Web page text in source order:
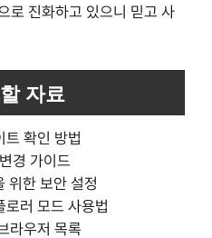
로 진화하고 있으니 믿고 사
자료
트 확인 방법
경 가이드
위한 보안 설정
러 모드 사용법
라우저 목록